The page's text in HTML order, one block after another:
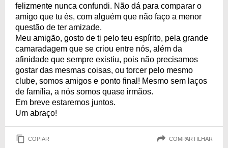
felizmente nunca confundi. Não dá para comparar o
amigo que tu és, com alguém que não faço a menor
questão de ter amizade.
Meu amigão, gosto de ti pelo teu espírito, pela grande
camaradagem que se criou entre nós, além da
afinidade que sempre existiu, pois não precisamos
gostar das mesmas coisas, ou torcer pelo mesmo
clube, somos amigos e ponto final! Mesmo sem laços
de família, a nós somos quase irmãos.
Em breve estaremos juntos.
Um abraço!
COPIAR COMPARTILHAR